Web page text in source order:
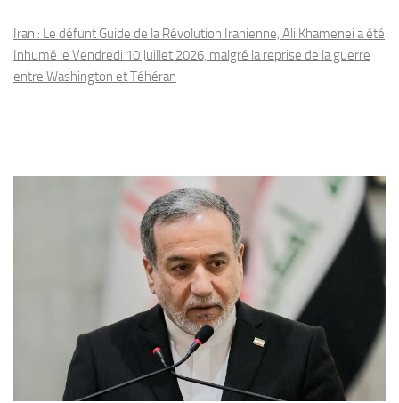
Iran : Le défunt Guide de la Révolution Iranienne, Ali Khamenei a été
Inhumé le Vendredi 10 Juillet 2026, malgré la reprise de la guerre
entre Washington et Téhéran